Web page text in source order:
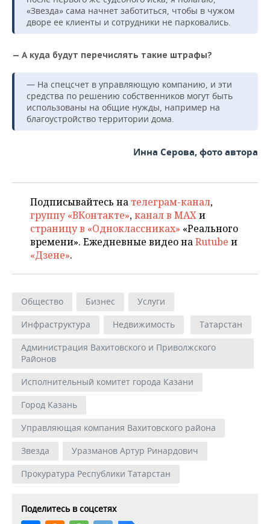
«Звезда» сама начнет заботиться, чтобы в чужом
дворе ее клиенты и сотрудники не парковались.
— А куда будут перечислять такие штрафы?
— На спецсчет в управляющую компанию, и эти
средства по решению собственников могут быть
использованы на общие нужды, например на
благоустройство территории дома.
Инна Серова, фото автора
Подписывайтесь на телеграм-канал,
группу «ВКонтакте»,канал в MAXи
страницу в «Одноклассниках» «Реального
времени». Ежедневные видео наRutube и
«Дзене».
Общество Бизнес
Услуги
Инфраструктура
Недвижимость
Татарстан
Администрация Вахитовского и Приволжского
Районов
Исполнительный комитет города Казани
Город Казань
Управляющая компания Вахитовского района
Звезда
Уразманов Артур Ринардович
Прокуратура Республики Татарстан
Поделитесь в соцсетях